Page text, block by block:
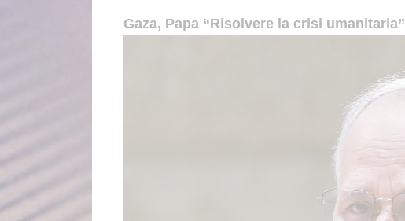
Gaza, Papa “Risolvere la crisi umanitaria”